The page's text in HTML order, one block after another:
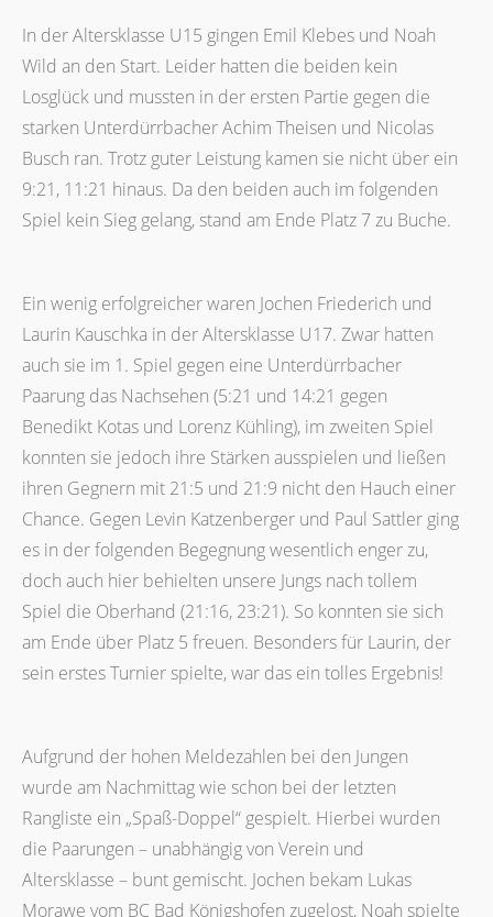
In der Altersklasse U15 gingen Emil Klebes und Noah
Wild an den Start. Leider hatten die beiden kein
Losglück und mussten in der ersten Partie gegen die
starken Unterdürrbacher Achim Theisen und Nicolas
Busch ran. Trotz guter Leistung kamen sie nicht über ein
9:21, 11:21 hinaus. Da den beiden auch im folgenden
Spiel kein Sieg gelang, stand am Ende Platz 7 zu Buche.
Ein wenig erfolgreicher waren Jochen Friederich und
Laurin Kauschka in der Altersklasse U17. Zwar hatten
auch sie im 1. Spiel gegen eine Unterdürrbacher
Paarung das Nachsehen (5:21 und 14:21 gegen
Benedikt Kotas und Lorenz Kühling), im zweiten Spiel
konnten sie jedoch ihre Stärken ausspielen und ließen
ihren Gegnern mit 21:5 und 21:9 nicht den Hauch einer
Chance. Gegen Levin Katzenberger und Paul Sattler ging
es in der folgenden Begegnung wesentlich enger zu,
doch auch hier behielten unsere Jungs nach tollem
Spiel die Oberhand (21:16, 23:21). So konnten sie sich
am Ende über Platz 5 freuen. Besonders für Laurin, der
sein erstes Turnier spielte, war das ein tolles Ergebnis!
Aufgrund der hohen Meldezahlen bei den Jungen
wurde am Nachmittag wie schon bei der letzten
Rangliste ein „Spaß-Doppel“ gespielt. Hierbei wurden
die Paarungen – unabhängig von Verein und
Altersklasse – bunt gemischt. Jochen bekam Lukas
Morawe vom BC Bad Königshofen zugelost, Noah spielte